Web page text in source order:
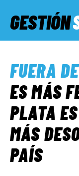
GESTIÓN
SERVICIOS
INFORMES
FUERA DE
FUERA
ES MÁS
PLATA
MÁS
PAÍS